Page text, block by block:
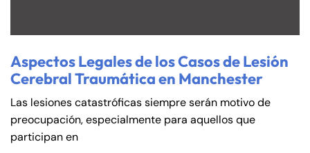
Aspectos Legales de los Casos de Lesión
Cerebral Traumática en Manchester
Las lesiones catastróficas siempre serán motivo de
preocupación, especialmente para aquellos que
participan en